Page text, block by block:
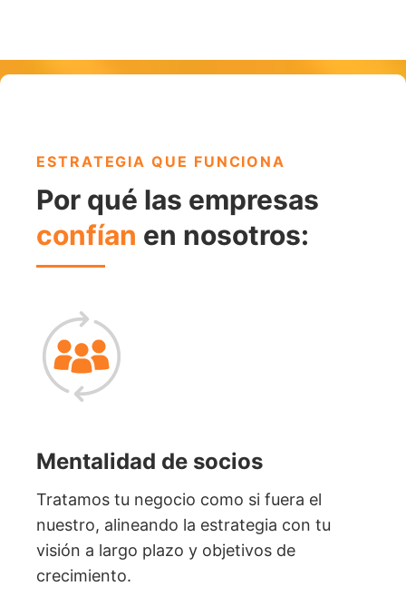
interactúan los usuarios con el sitio y qué
y campañas de marketing.
ESTRATEGIA QUE FUNCIONA
Por qué las empresas
confían en nosotros:
Mentalidad de socios
Tratamos tu negocio como si fuera el
nuestro, alineando la estrategia con tu
visión a largo plazo y objetivos de
crecimiento.